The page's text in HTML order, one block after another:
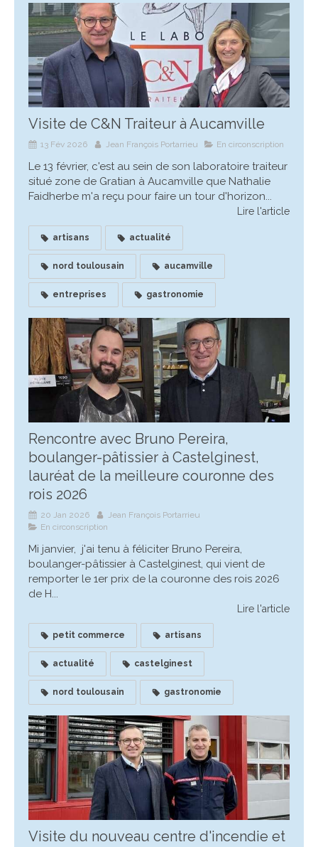
Visite de C&N Traiteur à Aucamville
13 Fév 2026 Jean François Portarrieu En circonscription
Le 13 février, c'est au sein de son laboratoire traiteur
situé zone de Gratian à Aucamville que Nathalie
Faidherbe m'a reçu pour faire un tour d'horizon...
Lire l'article
artisans actualité
nord toulousain aucamville
entreprises gastronomie
Rencontre avec Bruno Pereira,
boulanger-pâtissier à Castelginest,
lauréat de la meilleure couronne des
rois 2026
20 Jan 2026
Jean François Portarrieu
En circonscription
Mi janvier, j'ai tenu à féliciter Bruno Pereira,
boulanger-pâtissier à Castelginest, qui vient de
remporter le 1er prix de la couronne des rois 2026
de H...
Lire l'article
petit commerce artisans
actualité castelginest
nord toulousain gastronomie
Visite du nouveau centre d'incendie et